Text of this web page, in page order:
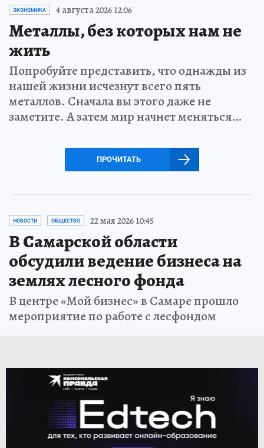
ЭКОНОМИКА 4 августа 2026 12:06
Металлы, без которых нам не
жить
Попробуйте представить, что однажды из
нашей жизни исчезнут всего пять
металлов. Сначала вы этого даже не
заметите. А затем мир начнет меняться…
ПРОЧИТАТЬ
НОВОСТИ ОБЩЕСТВО 22 мая 2026 10:45
В Самарской области
обсудили ведение бизнеса на
землях лесного фонда
В центре «Мой бизнес» в Самаре прошло
мероприятие по работе с лесфондом